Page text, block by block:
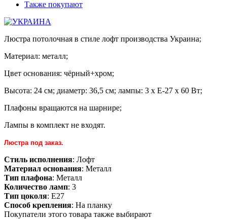
Также покупают
Люстра потолочная в стиле лофт производства Украина;
Материал: металл;
Цвет основания: чёрный+хром;
Высота: 24 см; диаметр: 36,5 см; лампы: 3 х Е-27 х 60 Вт;
Плафоны вращаются на шарнире;
Лампы в комплект не входят.
Люстра под заказ.
Стиль исполнения: Лофт
Материал основания: Металл
Тип плафона: Металл
Количество ламп: 3
Тип цоколя: E27
Способ крепления: На планку
Покупатели этого товара также выбирают